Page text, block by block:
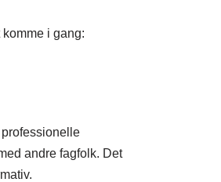
i gang:
andre fagfolk. Det